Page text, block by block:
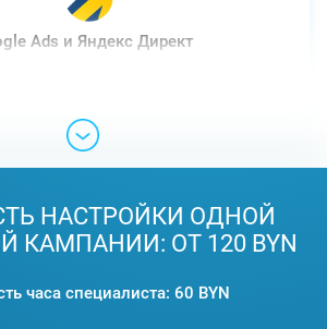
Ads и Яндекс Директ
НАСТРОЙКИ ОДНОЙ
КАМПАНИИ: ОТ 120 BYN
часа специалиста: 60 BYN